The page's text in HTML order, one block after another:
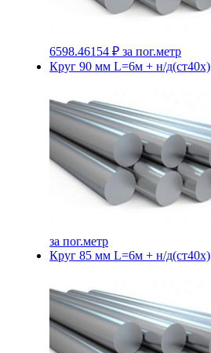
6598.46154 ₽ за пог.метр
Круг 90 мм L=6м + н/д(ст40х)
за пог.метр
Круг 85 мм L=6м + н/д(ст40х)